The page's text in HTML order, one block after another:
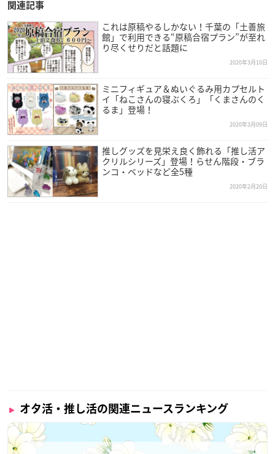
関連記事
これは原稿やるしかない！千葉の「土善旅
館」で利用できる“原稿合宿プラン”が至れ
り尽くせりだと話題に
2020年3月10日
ミニフィギュア＆ぬいぐるみ用カプセルト
イ「ねこさんの寝ぶくろ」「くまさんのく
るま」登場！
2020年3月09日
推しグッズを見栄え良く飾れる「推し活ア
クリルシリーズ」登場！らせん階段・ブラ
ンコ・ベッドなど全5種
2020年2月20日
オタ活・推し活の関連ニュースランキング